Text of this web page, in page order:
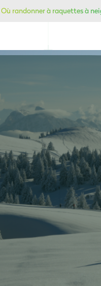
Où randonner à raquettes à